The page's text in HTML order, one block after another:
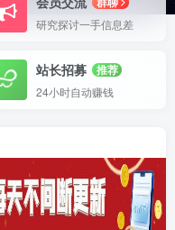
研究探讨一手信息差
站长招募
推荐
24小时自动赚钱